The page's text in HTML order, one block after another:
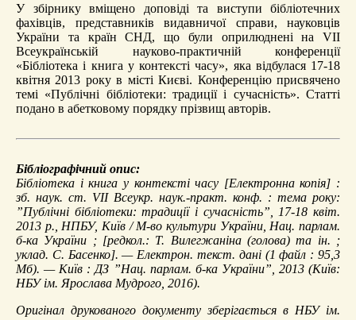
У збірнику вміщено доповіді та виступи бібліотечних
фахівців, представників видавничої справи, науковців
України та країн СНД, що були оприлюднені на VII
Всеукраїнській науково-практичній конференції
«Бібліотека і книга у контексті часу», яка відбулася 17-18
квітня 2013 року в місті Києві. Конференцію присвячено
темі «Публічні бібліотеки: традиції і сучасність». Статті
подано в абетковому порядку прізвищ авторів.
Бібліографічний опис:
Бібліотека і книга у контексті часу [Електронна копія] :
зб. наук. ст. VII Всеукр. наук.-практ. конф. : тема року:
”Публічні бібліотеки: традиції і сучасність”, 17-18 квіт.
2013 р., НПБУ, Київ / М-во культури України, Нац. парлам.
б-ка України ; [редкол.: Т. Вилегжаніна (голова) та ін. ;
уклад. С. Басенко]. — Електрон. текст. дані (1 файл : 95,3
Мб). — Київ : ДЗ ”Нац. парлам. б-ка України”, 2013 (Київ:
НБУ ім. Ярослава Мудрого, 2016).
Оригінал друкованого документу зберігається в НБУ ім.